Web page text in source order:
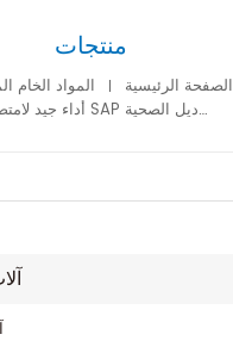
منتجات
الصفحة الرئيسية
المواد الخام
أداء جيد لامتصاص SAP للمناديل الصحية